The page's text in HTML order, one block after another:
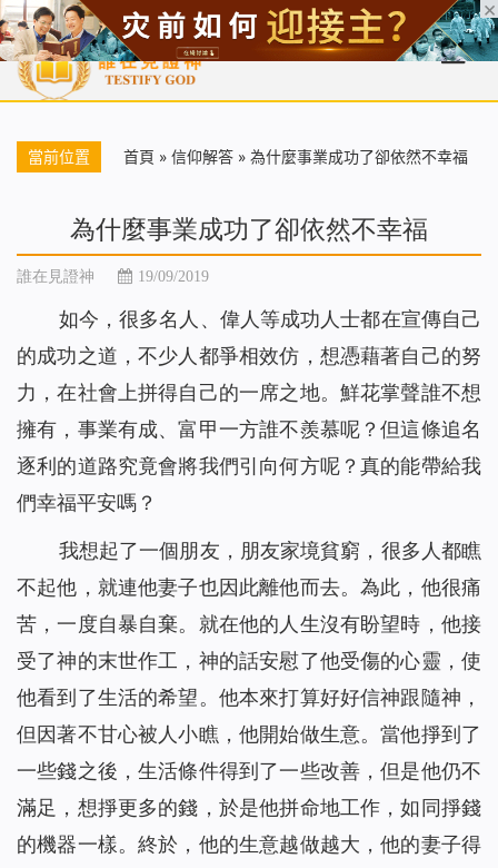
首頁 每日靈糧 天國福音 基督徒見證 信仰解答 聖經
當前位置 首頁 » 信仰解答 » 為什麼事業成功了卻依然不幸福
為什麼事業成功了卻依然不幸福
誰在見證神 19/09/2019
如今，很多名人、偉人等成功人士都在宣傳自己
的成功之道，不少人都爭相效仿，想憑藉著自己的努
力，在社會上拼得自己的一席之地。鮮花掌聲誰不想
擁有，事業有成、富甲一方誰不羨慕呢？但這條追名
逐利的道路究竟會將我們引向何方呢？真的能帶給我
們幸福平安嗎？
我想起了一個朋友，朋友家境貧窮，很多人都瞧
不起他，就連他妻子也因此離他而去。為此，他很痛
苦，一度自暴自棄。就在他的人生沒有盼望時，他接
受了神的末世作工，神的話安慰了他受傷的心靈，使
他看到了生活的希望。他本來打算好好信神跟隨神，
但因著不甘心被人小瞧，他開始做生意。當他掙到了
一些錢之後，生活條件得到了一些改善，但是他仍不
滿足，想掙更多的錢，於是他拼命地工作，如同掙錢
的機器一樣。終於，他的生意越做越大，他的妻子得